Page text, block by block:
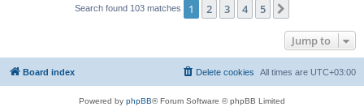
Search found 103 matches 1 2 3 4 5
Jump to
Board index All times are UTC+03:00
Delete cookies
Powered by phpBB® Forum Software © phpBB Limited